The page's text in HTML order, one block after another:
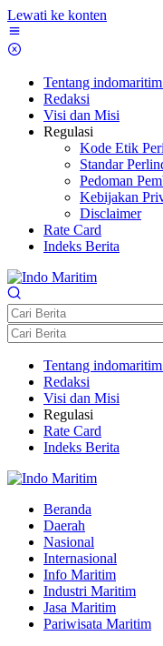
Lewati ke konten
Tentang
Redaksi
Visi dan Misi
Regulasi
Kode Etik
Standar
Pedoman
Kebijakan
Disclaimer
Rate Card
Indeks Berita
Tentang
Redaksi
Visi dan Misi
Regulasi
Rate Card
Indeks Berita
Beranda
Daerah
Nasional
Internasional
Info Maritim
Industri Maritim
Jasa Maritim
Pariwisata Maritim